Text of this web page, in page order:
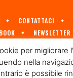
CONTATTACI
NEWSLETTER
ITALIANO
DIITL GROUP© 2023
per migliorare
nella
è possibile